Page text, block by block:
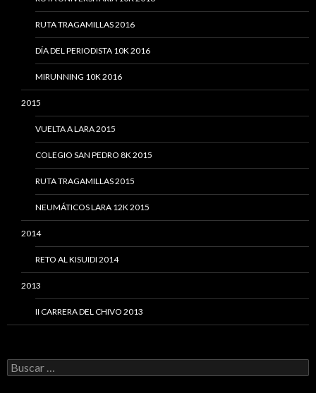
RUTA TRAGAMILLAS 2016
DÍA DEL PERIODISTA 10K 2016
MIRUNNING 10K 2016
2015
VUELTA A LARA 2015
COLEGIO SAN PEDRO 8K 2015
RUTA TRAGAMILLAS 2015
NEUMÁTICOS LARA 12K 2015
2014
RETO AL KISUIDI 2014
2013
II CARRERA DEL CHIVO 2013
Buscar: